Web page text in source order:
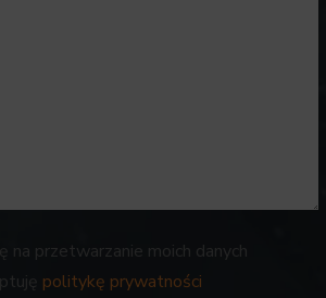
na przetwarzanie moich danych
politykę prywatności